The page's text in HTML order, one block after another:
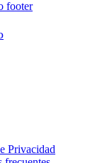
footer
Privacidad